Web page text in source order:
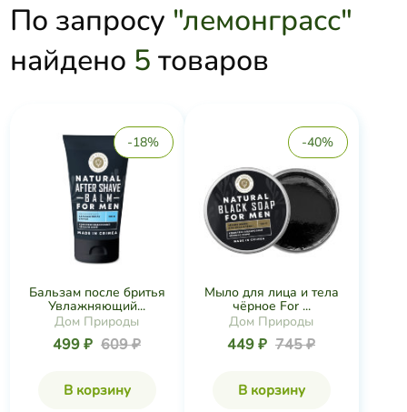
По запросу "лемонграсс"
найдено 5 товаров
-18%
Бальзам после бритья
Увлажняющий...
Дом Природы
499 ₽ 609 ₽
В корзину
-40%
Мыло для лица и тела
чёрное For ...
Дом Природы
449 ₽ 745 ₽
В корзину